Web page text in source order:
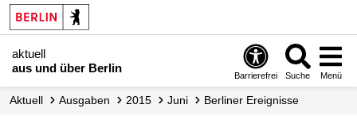
aktuell
aus und über Berlin
Barrierefrei Suche Menü
aktuell Ausgaben 2015 Juni Berliner Ereignisse